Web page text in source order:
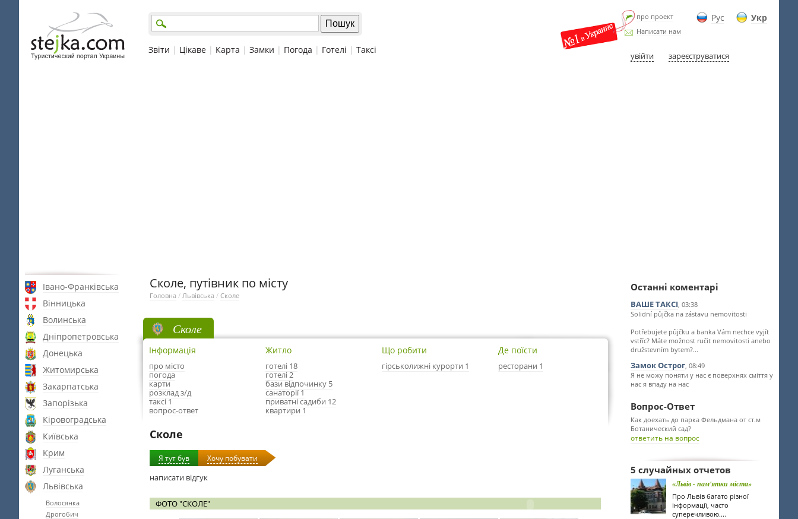
Рус Укр
про проект
Написати нам
увійти зареєструватися
Звіти | Цікаве | Карта | Замки | Погода | Готелі | Таксі
Івано-Франківська
Вінницька
Волинська
Дніпропетровська
Донецька
Житомирська
Закарпатська
Запорізька
Кіровоградська
Київська
Крим
Луганська
Львівська
Волосянка
Дрогобич
Сколе, путівник по місту
Головна / Львівська / Сколе
Сколе
Інформація
про місто
погода
карти
розклад з/д
таксі 1
вопрос-ответ
Житло
готелі 18
готелі 2
бази відпочинку 5
санаторії 1
приватні садиби 12
квартири 1
Що робити
гірськолижні курорти 1
Де поїсти
ресторани 1
Сколе
Я тут був Хочу побувати
написати відгук
ФОТО "СКОЛЕ"
Останні коментарі
ВАШЕ ТАКСІ, 03:38
Solidní půjčka na zástavu nemovitosti
Potřebujete půjčku a banka Vám nechce vyjít
vstříc? Máte možnost ručit nemovitosti anebo
družstevním bytem?...
Замок Острог, 08:49
Я не можу поняти у нас є поверхнях сміття у
нас я впаду на нас
Вопрос-Ответ
Как доехать до парка Фельдмана от ст.м
Ботанический сад?
ответить на вопрос
5 случайных отчетов
«Львів - пам'ятки міста»
Про Львів багато різної
інформації, часто
суперечливою....